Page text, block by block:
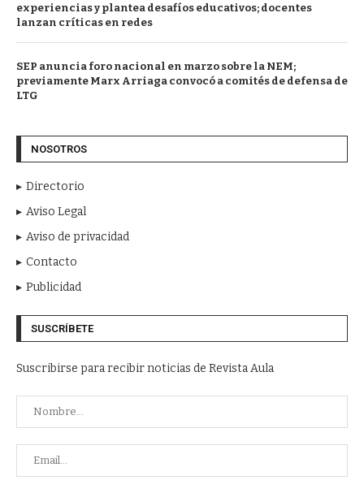
experiencias y plantea desafíos educativos; docentes
lanzan críticas en redes
SEP anuncia foro nacional en marzo sobre la NEM;
previamente Marx Arriaga convocó a comités de defensa de
LTG
NOSOTROS
Directorio
Aviso Legal
Aviso de privacidad
Contacto
Publicidad
SUSCRÍBETE
Suscribirse para recibir noticias de Revista Aula